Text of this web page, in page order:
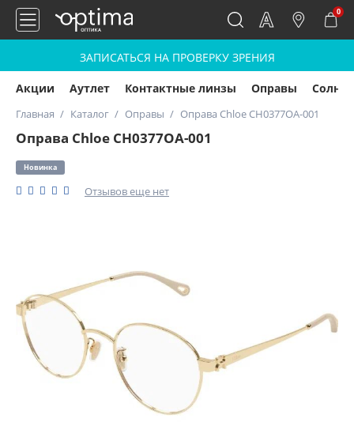
0
ЗАПИСАТЬСЯ НА ПРОВЕРКУ ЗРЕНИЯ
Акции Аутлет Контактные линзы Оправы
Главная Каталог Оправы Оправа Chloe CH0377OA-001
Оправа Chloe CH0377OA-001
Новинка
Отзывов еще нет